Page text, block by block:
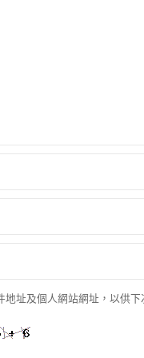
址及個人網站網址，以供下